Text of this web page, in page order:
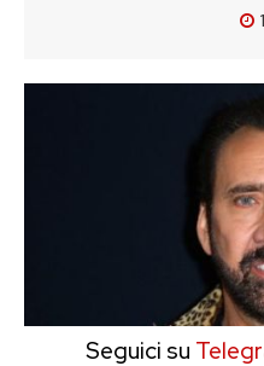
1
Seguici su